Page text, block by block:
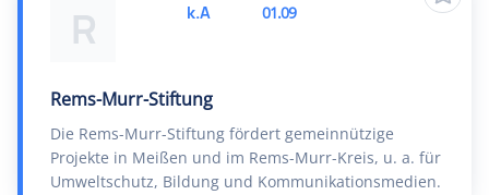
R
Rems-Murr-Stiftung
Die Rems-Murr-Stiftung fördert gemeinnützige
Projekte in Meißen und im Rems-Murr-Kreis, u. a. für
Umweltschutz, Bildung und Kommunikationsmedien.
k.A 01.09